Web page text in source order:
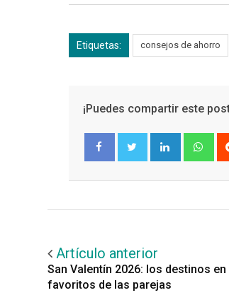
Etiquetas: consejos de ahorro
¡Puedes compartir este
Artículo anterior
San Valentín 2026: los destinos
favoritos de las parejas